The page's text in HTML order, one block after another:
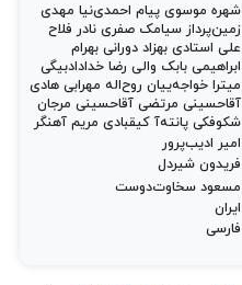
شهره موسوی پیام احمدی‌نیا مهدی
زمین‌پرداز سیامک صفری نادر فلاح
علی استادی بهزاد دورانی بهرام
ابراهیمی بابک والی رضا خدادادبیگی
میترا خواجه‌ییان روح‌اله مهرابی هادی
آقاحسینی مرتضی آقاحسینی مرجان
شکوفکی پانته‌آ کیقبادی مریم آهنگر
امیر ادیب‌پرور
فریدون شیردل
مسعود سخاوت‌دوست
ایران
فارسی